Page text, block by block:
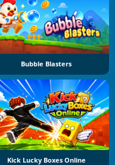
Bubble Blasters
Kick Lucky Boxes Online